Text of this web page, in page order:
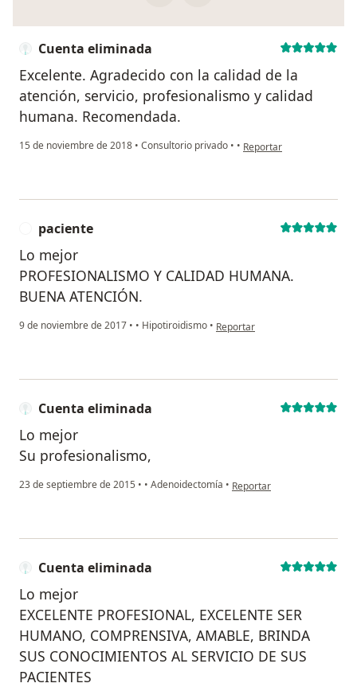
Cuenta eliminada
Excelente. Agradecido con la calidad de la
atención, servicio, profesionalismo y calidad
humana. Recomendada.
15 de noviembre de 2018 • Consultorio privado • • en opinión del usuario
Reportar
paciente
Lo mejor
PROFESIONALISMO Y CALIDAD HUMANA.
BUENA ATENCIÓN.
9 de noviembre de 2017 • • Hipotiroidismo • en opinión del usuario paciente
Reportar
Cuenta eliminada
Lo mejor
Su profesionalismo,
23 de septiembre de 2015 • • Adenoidectomía • en opinión del usuario
Reportar
Cuenta eliminada
Lo mejor
EXCELENTE PROFESIONAL, EXCELENTE SER
HUMANO, COMPRENSIVA, AMABLE, BRINDA
SUS CONOCIMIENTOS AL SERVICIO DE SUS
PACIENTES